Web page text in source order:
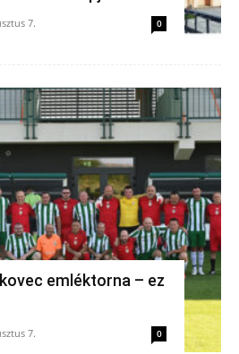
7. 0
emléktorna – ez
7. 0